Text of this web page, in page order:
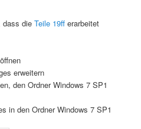
dass dieTeile 19fferarbeitet
erweitern
den Ordner Windows 7 SP1
in den Ordner Windows 7 SP1